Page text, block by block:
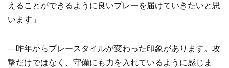
えることができるように良いプレーを届けていきたいと思
います」
―昨年からプレースタイルが変わった印象があります。攻
撃だけではなく、守備にも力を入れているように感じま